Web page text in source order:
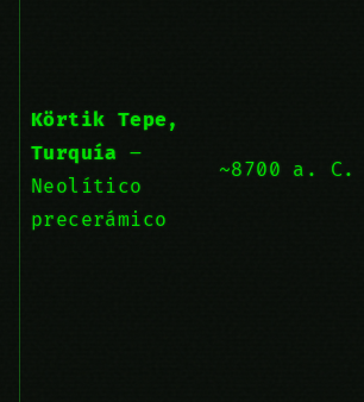
Körtik Tepe,
Turquía –
Neolítico
precerámico
~8700 a. C.